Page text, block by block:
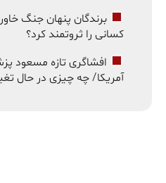
کسانی را ثروتمند کرد؟
افشاگری تازه مسعود
آمریکا/ چه چیزی در حال